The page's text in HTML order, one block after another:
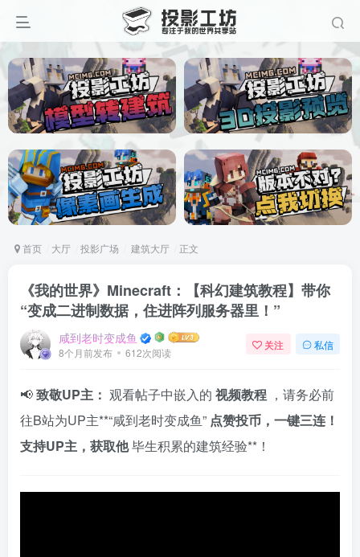
首页 大厅 投影广场 建筑大厅 正文
《我的世界》Minecraft：【科幻建筑教程】带你
“变成二进制数据，住进阵列服务器里！”
咸到老时变成鱼
8个月前发布 612次阅读
关注 私信
📢致敬UP主： 观看帖子中嵌入的 视频教程 ，请务必前
往B站为UP主**“咸到老时变成鱼” 点赞投币，一键三连！
支持UP主，获取他毕生积累的建筑经验**！